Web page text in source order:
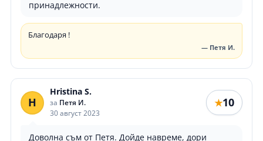
принадлежности.
Благодаря !
— Петя И.
H
Hristina S.
за Петя И.
30 август 2023
★10
Доволна съм от Петя. Дойде навреме, дори